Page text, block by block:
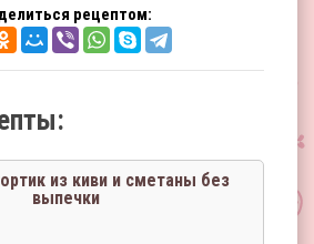
рецептом:
из киви и сметаны без
выпечки